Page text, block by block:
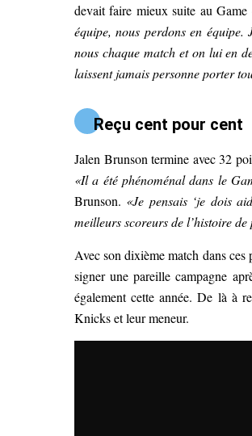
devait faire mieux suite au
équipe, nous perdons en
nous chaque match et on lui en
laissent jamais personne porter
Reçu cent pour cent
Jalen Brunson termine avec 32
«Il a été phénoménal dans le
Brunson. «Je pensais ‘je dois
meilleurs scoreurs de l’histoire de
Avec son dixième match dans
signer une pareille campagne
également cette année. De là à
Knicks et leur meneur.